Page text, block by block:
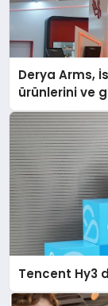
Derya Arms,
ürünlerini ve
Tencent Hy3